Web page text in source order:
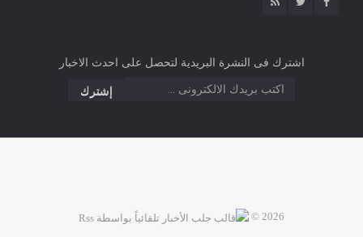
اشترك فى النشرة البريدية لتحصل على احدث الاخبار
2026 ©